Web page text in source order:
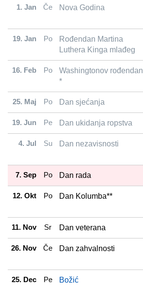
1. Jan Če Nova Godina
19. Jan Po
Rođendan Martina
Luthera Kinga mlađeg
16. Feb Po
Washingtonov rođendan
*
25. Maj Po Dan sjećanja
19. Jun Pe Dan ukidanja ropstva
4. Jul Su Dan nezavisnosti
7. Sep Po Dan rada
12. Okt Po Dan Kolumba**
11. Nov Sr Dan veterana
26. Nov Če Dan zahvalnosti
25. Dec Pe Božić